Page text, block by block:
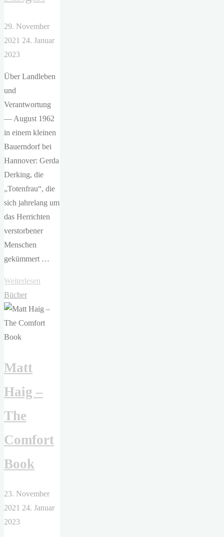
29. November
2021 24. Januar
2023
Über Landleben
und
Verantwortung
— August 1962
in einem kleinen
Bauerndorf bei
Hannover: Gerda
Derking, die
„Totenfrau“, die
sich jahrelang um
das Herrichten
verstorbener
Menschen
gekümmert …
Weiterlesen
–
Mitgift"
Bücher
Matt
Haig –
The
Comfort
Book
23. November
2021 24. Januar
2023